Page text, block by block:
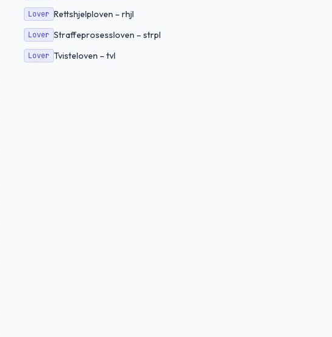
Lover Rettshjelploven – rhjl
Lover Straffeprosessloven – strpl
Lover Tvisteloven – tvl